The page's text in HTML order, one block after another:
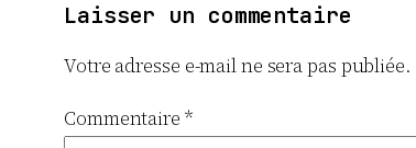
Laisser un commentaire
Votre adresse e-mail ne sera pas publiée.
Commentaire *